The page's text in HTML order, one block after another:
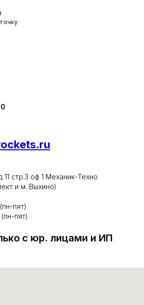
стр.3 оф 1 Механик-Техно
и м. Выхино)
пят)
пят)
с юр. лицами и ИП